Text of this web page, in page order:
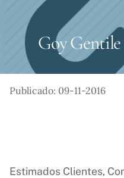
Goy Gentile
Publicado: 09-11-2016
Estimados Clientes,